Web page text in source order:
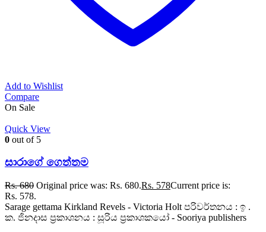
Add to Wishlist
Compare
On Sale
Quick View
0 out of 5
සාරාගේ ගෙත්තම
Rs.680 Original price was: Rs. 680.Rs. 578Current price is:
Rs. 578.
Sarage gettama Kirkland Revels - Victoria Holt පරිවර්තනය : ඉ .
ක. ජිනදාස ප්‍රකාශනය : සූරිය ප්‍රකාශකයෝ - Sooriya publishers